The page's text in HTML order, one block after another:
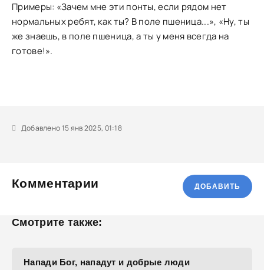
Примеры: «Зачем мне эти понты, если рядом нет
нормальных ребят, как ты? В поле пшеница...», «Ну, ты
же знаешь, в поле пшеница, а ты у меня всегда на
готове!».
Добавлено 15 янв 2025, 01:18
Комментарии ДОБАВИТЬ
Смотрите также:
Напади Бог, нападут и добрые люди